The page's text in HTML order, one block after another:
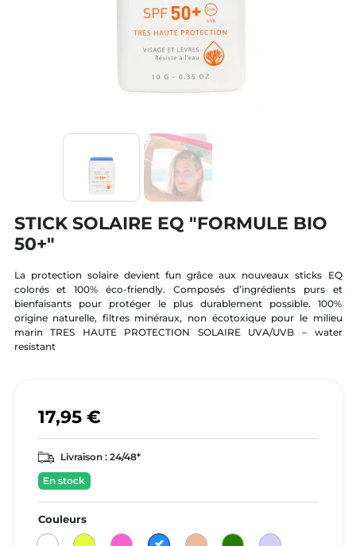
STICK SOLAIRE EQ "FORMULE BIO
50+"
La protection solaire devient fun grâce aux nouveaux sticks EQ
colorés et 100% éco-friendly. Composés d’ingrédients purs et
bienfaisants pour protéger le plus durablement possible. 100%
origine naturelle, filtres minéraux, non écotoxique pour le milieu
marin TRES HAUTE PROTECTION SOLAIRE UVA/UVB – water
resistant
17,95 €
Livraison : 24/48*
En stock
Couleurs
blanc
Jaune Rose Bleu Beige vert violet